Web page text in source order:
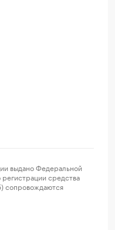
выдано Федеральной
средства
сопровождаются